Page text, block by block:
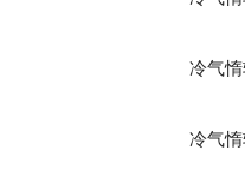
冷气
冷气